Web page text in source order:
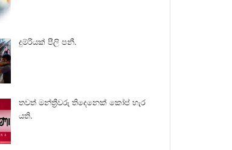
දුම්රියක් පීලි පනී.
තවත් මන්ත්‍රීවරු තිදෙනෙක් කෝප් හැර
යති.